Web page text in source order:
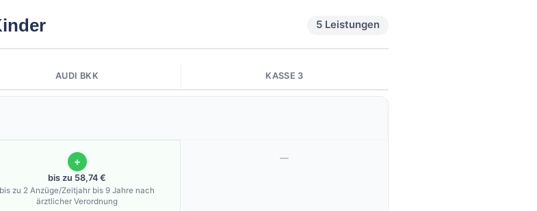
5 Leistungen
AUDI BKK KASSE 3
+
bis zu 58,74 €
bis zu 2 Anzüge/Zeitjahr bis 9 Jahre nach
ärztlicher Verordnung
—